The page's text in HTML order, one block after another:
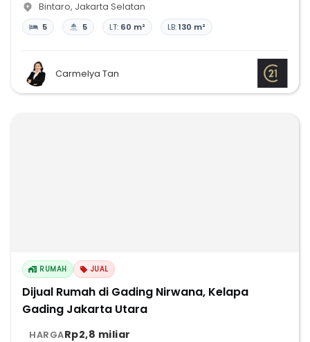
Bintaro, Jakarta Selatan
5 5 LT: 60 m² LB:130 m²
Carmelya Tan
RUMAH JUAL
Dijual Rumah di Gading Nirwana, Kelapa
Gading Jakarta Utara
HARGARp2,8 miliar